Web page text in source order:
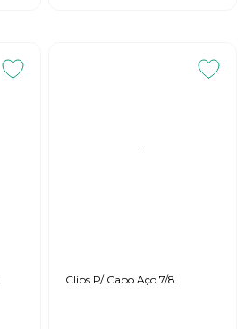
Clips P/ Cabo Aço 7/8